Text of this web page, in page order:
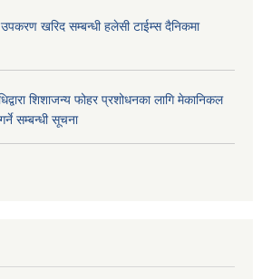
उपकरण खरिद सम्बन्धी हलेसी टाईम्स दैनिकमा
शिशाजन्य फोहर प्रशोधनका लागि मेकानिकल
सम्बन्धी सूचना